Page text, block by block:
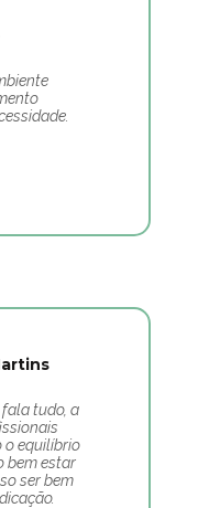
tudo, a
o equilíbrio
bem estar
ser bem